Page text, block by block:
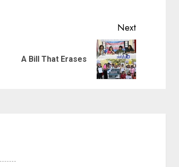
Next
A Bill That Erases